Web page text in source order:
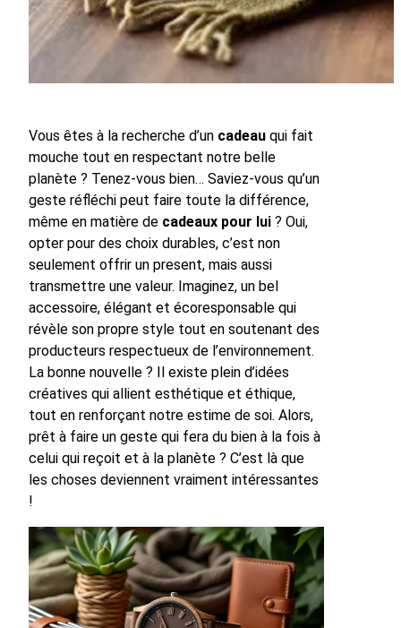
Vous êtes à la recherche d’un cadeau qui fait
mouche tout en respectant notre belle
planète ? Tenez-vous bien… Saviez-vous qu’un
geste réfléchi peut faire toute la différence,
même en matière de cadeaux pour lui ? Oui,
opter pour des choix durables, c’est non
seulement offrir un present, mais aussi
transmettre une valeur. Imaginez, un bel
accessoire, élégant et écoresponsable qui
révèle son propre style tout en soutenant des
producteurs respectueux de l’environnement.
La bonne nouvelle ? Il existe plein d’idées
créatives qui allient esthétique et éthique,
tout en renforçant notre estime de soi. Alors,
prêt à faire un geste qui fera du bien à la fois à
celui qui reçoit et à la planète ? C’est là que
les choses deviennent vraiment intéressantes
!